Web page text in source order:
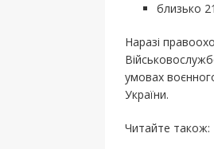
близько
Наразі
умовах
України.
Читайте також: